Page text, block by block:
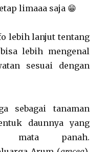
limaaa saja 😁
lebih lanjut tentang
lebih mengenal
sesuai dengan
sebagai tanaman
daunnya yang
mata panah.